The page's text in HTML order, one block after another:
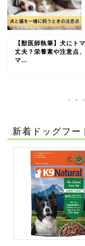
【獣医師執筆】犬にト
丈夫？栄養素や注意点
マ...
新着ドッグフー